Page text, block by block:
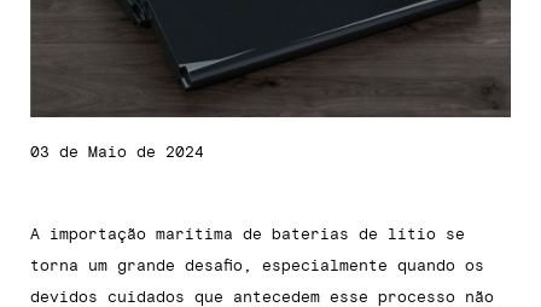
03 de Maio de 2024
A importação marítima de baterias de lítio se
torna um grande desafio, especialmente quando os
devidos cuidados que antecedem esse processo não